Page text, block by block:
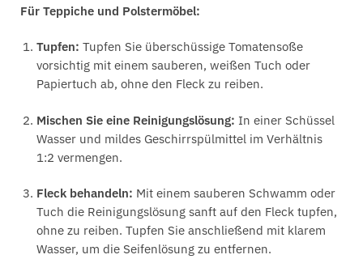
Für Teppiche und Polstermöbel:
Tupfen: Tupfen Sie überschüssige Tomatensoße
vorsichtig mit einem sauberen, weißen Tuch oder
Papiertuch ab, ohne den Fleck zu reiben.
Mischen Sie eine Reinigungslösung: In einer Schüssel
Wasser und mildes Geschirrspülmittel im Verhältnis
1:2 vermengen.
Fleck behandeln: Mit einem sauberen Schwamm oder
Tuch die Reinigungslösung sanft auf den Fleck tupfen,
ohne zu reiben. Tupfen Sie anschließend mit klarem
Wasser, um die Seifenlösung zu entfernen.